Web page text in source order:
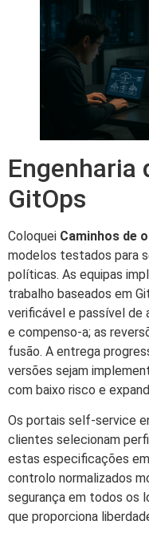
Engenharia
GitOps
Coloquei Caminhos de
modelos testados para
políticas. As equipas
trabalho baseados em
verificável e passível de
e compenso-a; as
fusão. A entrega
versões sejam
com baixo risco e
Os portais self-service
clientes selecionam
estas especificações
controlo normalizados
segurança em todos os
que proporciona